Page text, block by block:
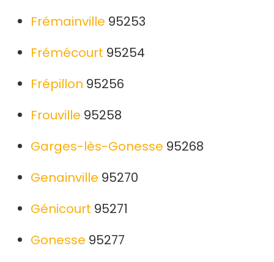
Frémainville 95253
Frémécourt 95254
Frépillon 95256
Frouville 95258
Garges-lès-Gonesse 95268
Genainville 95270
Génicourt 95271
Gonesse 95277